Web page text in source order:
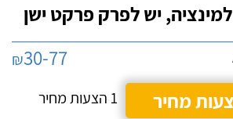
יש לפרק פרקט ישן
₪30-77
מחיר
1 הצעות מחיר